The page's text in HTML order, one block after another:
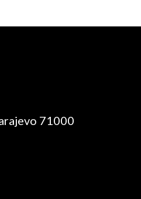
71000